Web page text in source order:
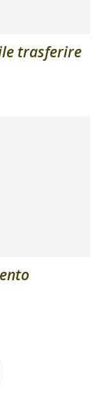
trasferire